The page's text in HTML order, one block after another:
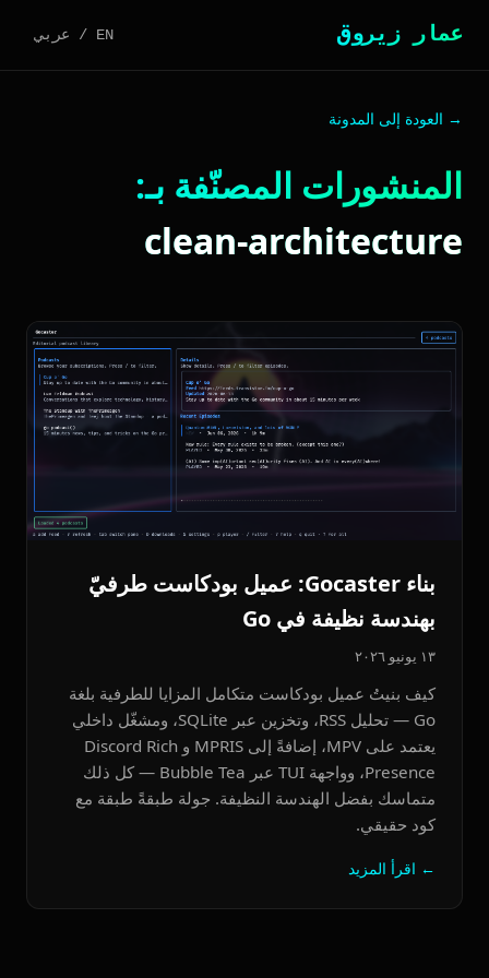
عمار زيروق EN
/ عربي
→ العودة إلى المدونة
المنشورات المصنّفة بـ:
clean-architecture
بناء Gocaster: عميل بودكاست طرفيّ
بهندسة نظيفة في Go
١٣ يونيو ٢٠٢٦
كيف بنيتُ عميل بودكاست متكامل المزايا للطرفية بلغة
Go — تحليل RSS، وتخزين عبر SQLite، ومشغّل داخلي
يعتمد على MPV، إضافةً إلى MPRIS و Discord Rich
Presence، وواجهة TUI عبر Bubble Tea — كل ذلك
متماسك بفضل الهندسة النظيفة. جولة طبقةً طبقة مع
كود حقيقي.
← اقرأ المزيد